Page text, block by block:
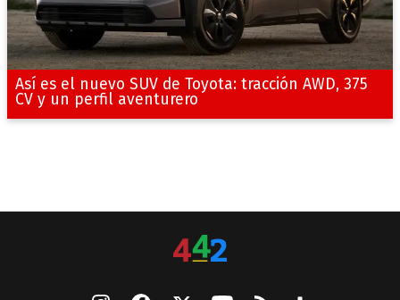
Así es el nuevo SUV de Toyota: tracción AWD, 375
CV y un perfil aventurero